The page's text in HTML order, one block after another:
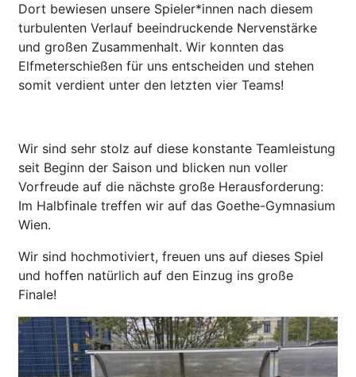
Dort bewiesen unsere Spieler*innen nach diesem
turbulenten Verlauf beeindruckende Nervenstärke
und großen Zusammenhalt. Wir konnten das
Elfmeterschießen für uns entscheiden und stehen
somit verdient unter den letzten vier Teams!
Wir sind sehr stolz auf diese konstante Teamleistung
seit Beginn der Saison und blicken nun voller
Vorfreude auf die nächste große Herausforderung:
Im Halbfinale treffen wir auf das Goethe-Gymnasium
Wien.
Wir sind hochmotiviert, freuen uns auf dieses Spiel
und hoffen natürlich auf den Einzug ins große
Finale!